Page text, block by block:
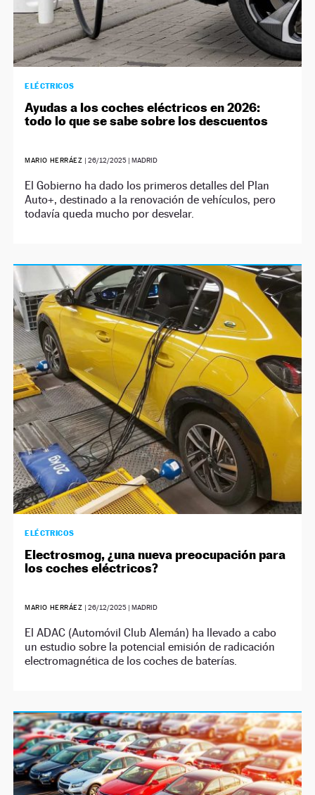
ELÉCTRICOS
Ayudas a los coches eléctricos en 2026:
todo lo que se sabe sobre los descuentos
MARIO HERRÁEZ |26/12/2025 | MADRID
El Gobierno ha dado los primeros detalles del Plan
Auto+, destinado a la renovación de vehículos, pero
todavía queda mucho por desvelar.
ELÉCTRICOS
Electrosmog, ¿una nueva preocupación para
los coches eléctricos?
MARIO HERRÁEZ |26/12/2025 | MADRID
El ADAC (Automóvil Club Alemán) ha llevado a cabo
un estudio sobre la potencial emisión de radicación
electromagnética de los coches de baterías.